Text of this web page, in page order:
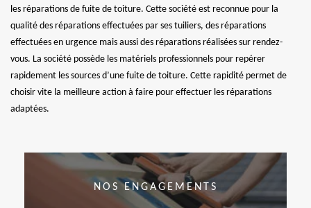
les réparations de fuite de toiture. Cette société est reconnue pour la
qualité des réparations effectuées par ses tuiliers, des réparations
effectuées en urgence mais aussi des réparations réalisées sur rendez-
vous. La société possède les matériels professionnels pour repérer
rapidement les sources d’une fuite de toiture. Cette rapidité permet de
choisir vite la meilleure action à faire pour effectuer les réparations
adaptées.
NOS ENGAGEMENTS